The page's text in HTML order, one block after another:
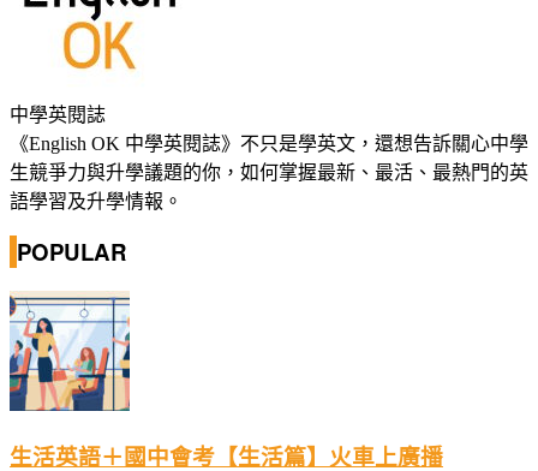
中學英閱誌
《English OK 中學英閱誌》不只是學英文，還想告訴關心中學
生競爭力與升學議題的你，如何掌握最新、最活、最熱門的英
語學習及升學情報。
POPULAR
生活英語＋國中會考【生活篇】火車上廣播